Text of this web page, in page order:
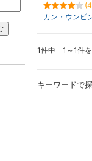
カン・ウンビ
1件中 1～1件
キーワードで